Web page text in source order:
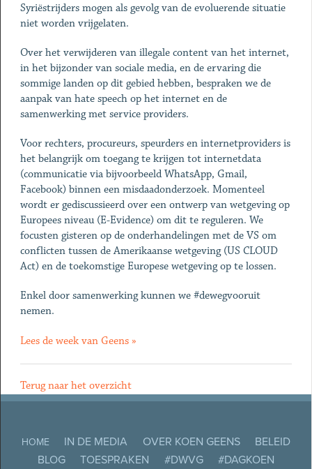
Syriëstrijders mogen als gevolg van de evoluerende situatie
niet worden vrijgelaten.
Over het verwijderen van illegale content van het internet,
in het bijzonder van sociale media, en de ervaring die
sommige landen op dit gebied hebben, bespraken we de
aanpak van hate speech op het internet en de
samenwerking met service providers.
Voor rechters, procureurs, speurders en internetproviders is
het belangrijk om toegang te krijgen tot internetdata
(communicatie via bijvoorbeeld WhatsApp, Gmail,
Facebook) binnen een misdaadonderzoek. Momenteel
wordt er gediscussieerd over een ontwerp van wetgeving op
Europees niveau (E-Evidence) om dit te reguleren. We
focusten gisteren op de onderhandelingen met de VS om
conflicten tussen de Amerikaanse wetgeving (US CLOUD
Act) en de toekomstige Europese wetgeving op te lossen.
Enkel door samenwerking kunnen we #dewegvooruit
nemen.
Lees de week van Geens »
Terug naar het overzicht
HOME IN DE MEDIA OVER KOEN GEENS
BELEID
BLOG
TOESPRAKEN #DWVG
#DAGKOEN